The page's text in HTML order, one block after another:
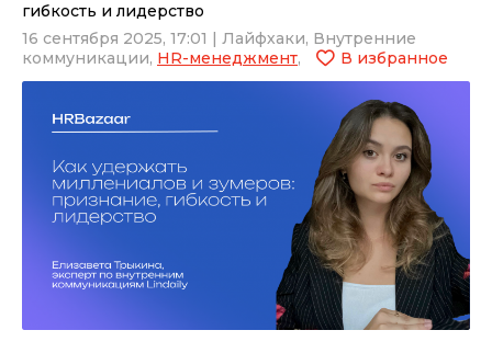
гибкость и лидерство
16 сентября 2025, 17:01 | Лайфхаки, Внутренние
коммуникации, HR-менеджмент, В избранное